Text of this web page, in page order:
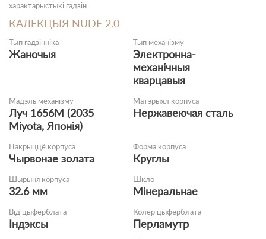
характарыстыкі гадзін.
КАЛЕКЦЫЯ NUDE 2.0
Тып гадзінніка
Жаночыя
Тып механізму
Электронна-
механічныя
кварцавыя
Мадэль механізму
Луч 1656M (2035
Miyota, Японія)
Матэрыял корпуса
Нержавеючая сталь
Пакрыццё корпуса
Чырвонае золата
Форма корпуса
Круглы
Шырыня корпуса
32.6 мм
Шкло
Мінеральнае
Від цыферблата
Індэксы
Колер цыферблата
Перламутр